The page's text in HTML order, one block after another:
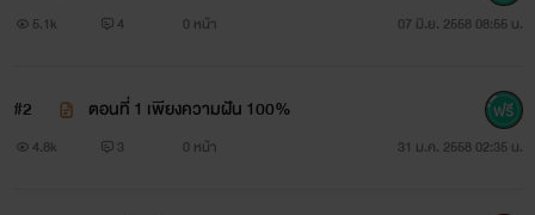
เขาคือเจ้าของชีวิตเธอ ดมิสา ศิริญานนท์ และนับจากนี้ไป ไม่
ปราณีเธอ เพราะไฟแค้นมันลุกท่วมใจ เธอจะต้องชดใช้มันแทน
5.1k 4 0 หน้า 07 มิ.ย. 2558 08:55 น.
#2 ตอนที่ 1 เพียงความฝัน 100%
4.8k 3 0 หน้า 31 ม.ค. 2558 02:35 น.